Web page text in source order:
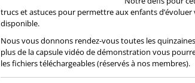
trucs et astuces pour permettre aux enfants
disponible.
Nous vous donnons rendez-vous toutes les
plus de la capsule vidéo de démonstration vous
les fichiers téléchargeables (réservés à nos membres).